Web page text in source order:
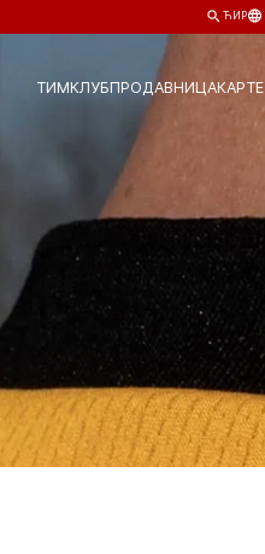
ЋИР
ТИМКЛУБПРОДАВНИЦАКАРТЕ